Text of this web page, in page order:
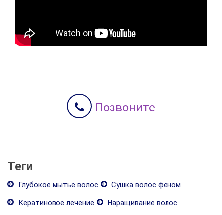
Позвоните
Теги
Глубокое мытье волос
Сушка волос феном
Кератиновое лечение
Наращивание волос